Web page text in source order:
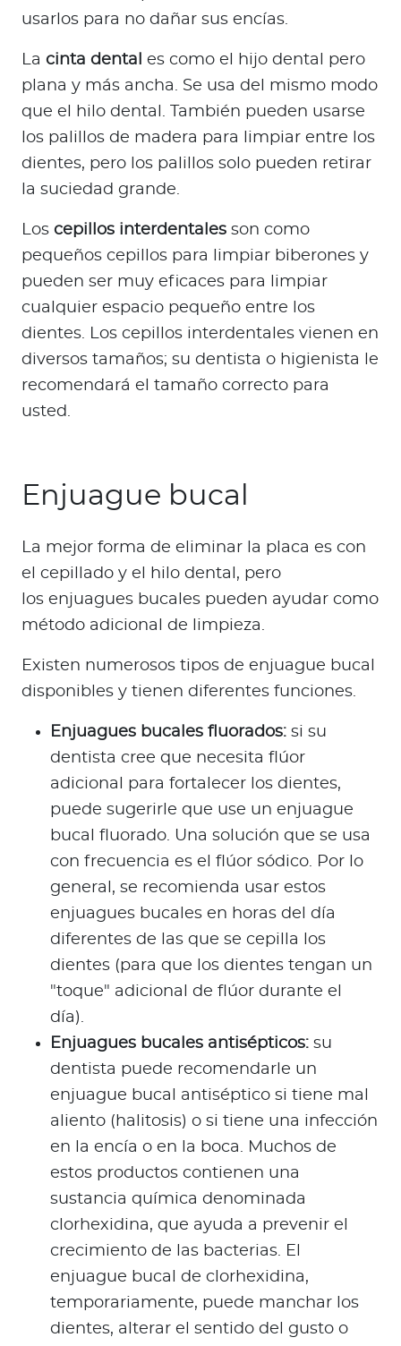
usarlos para no dañar sus encías.
La cinta dental es como el hijo dental pero
plana y más ancha. Se usa del mismo modo
que el hilo dental. También pueden usarse
los palillos de madera para limpiar entre los
dientes, pero los palillos solo pueden retirar
la suciedad grande.
Los cepillos interdentales son como
pequeños cepillos para limpiar biberones y
pueden ser muy eficaces para limpiar
cualquier espacio pequeño entre los
dientes. Los cepillos interdentales vienen en
diversos tamaños; su dentista o higienista le
recomendará el tamaño correcto para
usted.
Enjuague bucal
La mejor forma de eliminar la placa es con
el cepillado y el hilo dental, pero
los enjuagues bucales pueden ayudar como
método adicional de limpieza.
Existen numerosos tipos de enjuague bucal
disponibles y tienen diferentes funciones.
Enjuagues bucales fluorados: si su
dentista cree que necesita flúor
adicional para fortalecer los dientes,
puede sugerirle que use un enjuague
bucal fluorado. Una solución que se usa
con frecuencia es el flúor sódico. Por lo
general, se recomienda usar estos
enjuagues bucales en horas del día
diferentes de las que se cepilla los
dientes (para que los dientes tengan un
"toque" adicional de flúor durante el
día).
Enjuagues bucales antisépticos: su
dentista puede recomendarle un
enjuague bucal antiséptico si tiene mal
aliento (halitosis) o si tiene una infección
en la encía o en la boca. Muchos de
estos productos contienen una
sustancia química denominada
clorhexidina, que ayuda a prevenir el
crecimiento de las bacterias. El
enjuague bucal de clorhexidina,
temporariamente, puede manchar los
dientes, alterar el sentido del gusto o